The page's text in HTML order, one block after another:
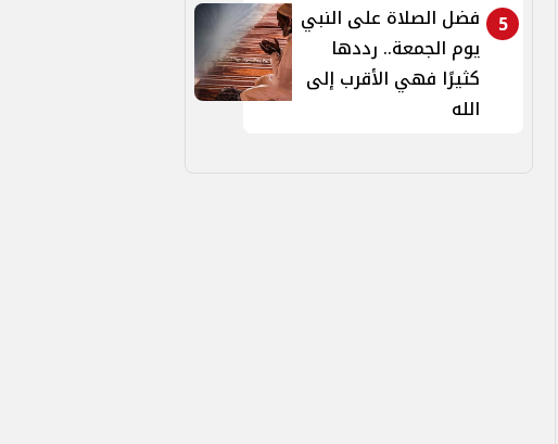
5
فضل الصلاة على النبي
يوم الجمعة.. رددها
كثيرًا فهي الأقرب إلى
الله